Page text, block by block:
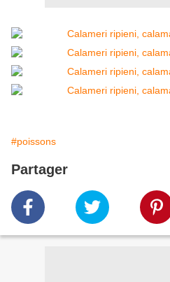
#poissons
Partager